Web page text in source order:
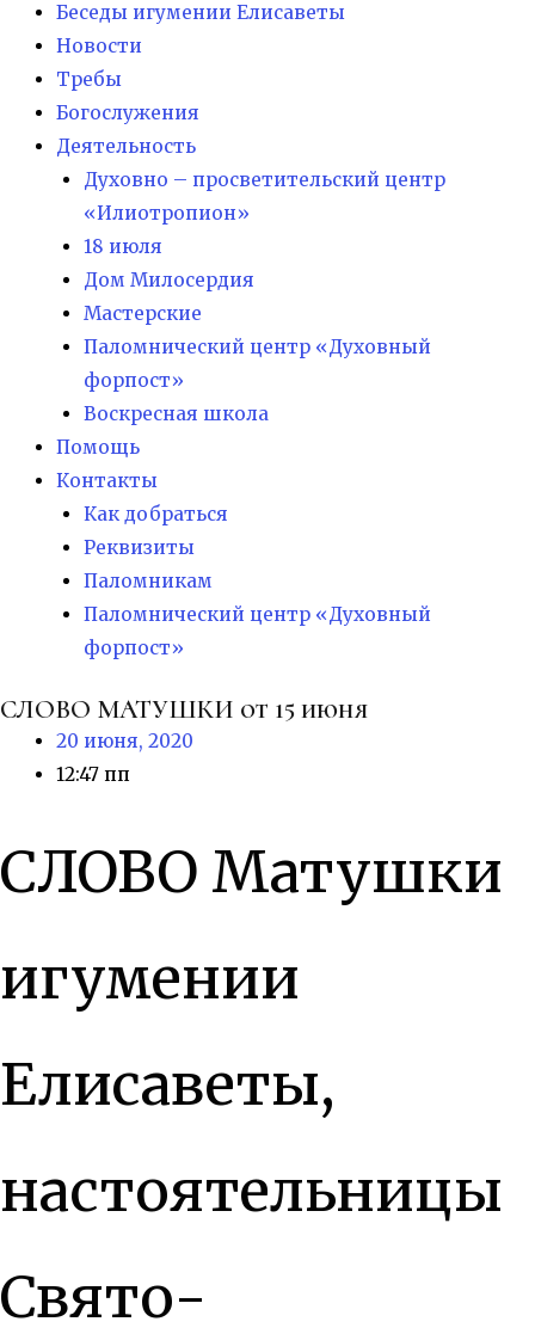
Беседы игумении Елисаветы
Новости
Требы
Богослужения
Деятельность
Духовно – просветительский центр
«Илиотропион»
18 июля
Дом Милосердия
Мастерские
Паломнический центр «Духовный
форпост»
Воскресная школа
Помощь
Контакты
Как добраться
Реквизиты
Паломникам
Паломнический центр «Духовный
форпост»
СЛОВО МАТУШКИ от 15 июня
20 июня, 2020
12:47 пп
СЛОВО Матушки
игумении
Елисаветы,
настоятельницы
Свято-